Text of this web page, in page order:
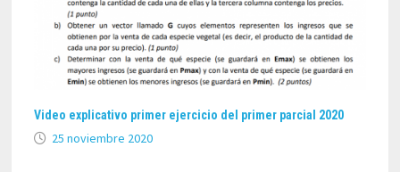
Video explicativo primer ejercicio del primer parcial 2020
25 noviembre 2020